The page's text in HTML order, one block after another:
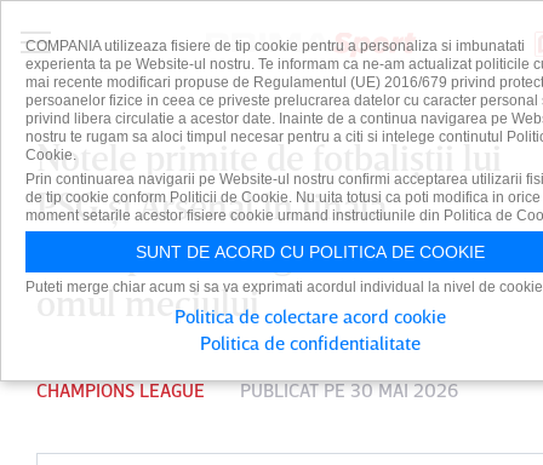
Notele primite de fotbaliştii lui
PSG şi Arsenal în finala
Champions League! Cine a fost
omul meciului
CHAMPIONS LEAGUE PUBLICAT PE 30 MAI 2026
COMPANIA utilizeaza fisiere de tip cookie pentru a personaliza si imbunatati
experienta ta pe Website-ul nostru. Te informam ca ne-am actualizat politicile
mai recente modificari propuse de Regulamentul (UE) 2016/679 privind
persoanelor fizice in ceea ce priveste prelucrarea datelor cu caracter personal
privind libera circulatie a acestor date. Inainte de a continua navigarea pe
nostru te rugam sa aloci timpul necesar pentru a citi si intelege continutul
Cookie.
Prin continuarea navigarii pe Website-ul nostru confirmi acceptarea utilizarii
de tip cookie conform Politicii de Cookie. Nu uita totusi ca poti modifica in orice
moment setarile acestor fisiere cookie urmand instructiunile din Politica de
SUNT DE ACORD CU POLITICA DE COOKIE
Puteti merge chiar acum si sa va exprimati acordul individual la nivel de
Politica de colectare acord cookie
Politica de confidentialitate